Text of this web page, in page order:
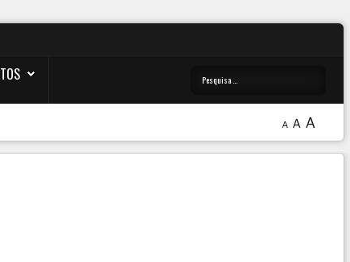
A A A